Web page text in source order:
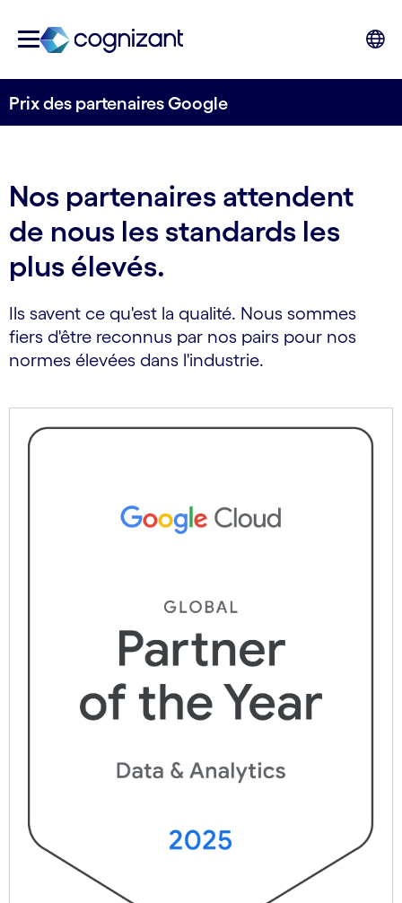
Prix des partenaires Google
Nos partenaires attendent
de nous les standards les
plus élevés.
Ils savent ce qu'est la qualité. Nous sommes
fiers d'être reconnus par nos pairs pour nos
normes élevées dans l'industrie.